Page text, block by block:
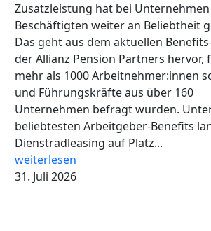
Zusatzleistung hat bei
Beschäftigten weiter an Beliebtheit
Das geht aus dem aktuellen
der Allianz Pension Partners hervor,
mehr als 1000 Arbeitnehmer:innen
und Führungskräfte aus über 160
Unternehmen befragt wurden.
beliebtesten Arbeitgeber-Benefits
Dienstradleasing auf Platz...
weiterlesen
31. Juli 2026